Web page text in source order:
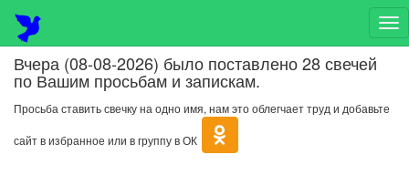
Вчера (08-08-2026) было поставлено 28 свечей
по Вашим просьбам и запискам.
Просьба ставить свечку на одно имя, нам это облегчает труд и добавьте
сайт в избранное или в группу в ОК